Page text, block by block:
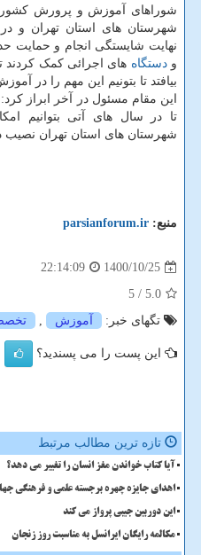
شوراهای آموزش و پرورش
شهرستان های استان تهران و
نهایت شایستگی انجام و حمایت
ودستگاه های اجرائی کمک کردند
بیافتد تا بتونیم این مهم را در
این مقام مسئول در آخر ابراز کرد:
تا در سال های آتی بتوانیم
شهرستان های استان تهران نصیب
منبع: parsianforum.ir
1400/10/25
22:14:09
5.0
/ 5
تگهای خبر:
آموزش ,
این پست را می پسندید؟
تازه ترین مطالب مرتبط
آیا کتاب خواندن مغز انسان را تغییر می دهد؟
اهدای جایزه چهره برجسته علمی و فرهنگی
این دوربین جیبی پرواز می کند
مکالمه رایگان ایرانسل به مناسبت روز زنجان